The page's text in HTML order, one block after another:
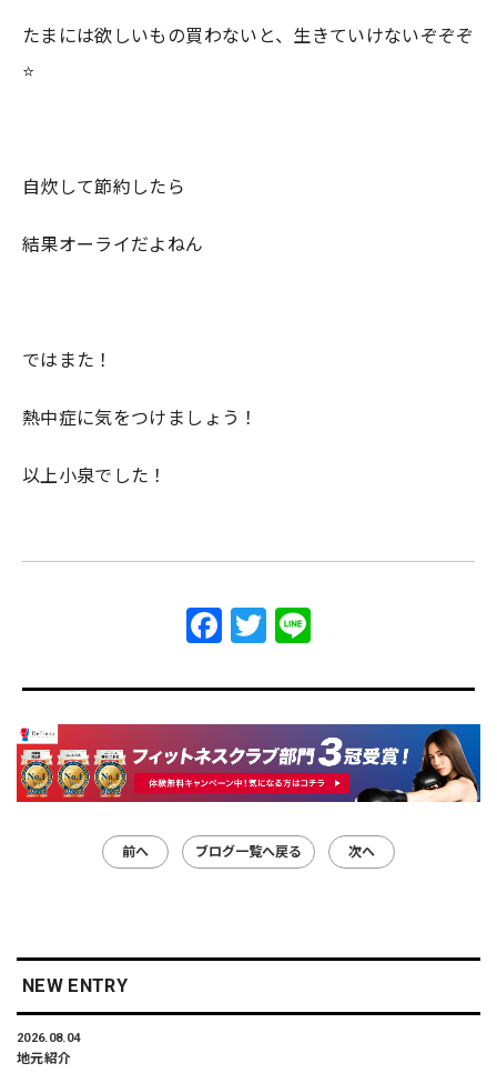
たまには欲しいもの買わないと、生きていけないぞぞぞ
⭐️
自炊して節約したら
結果オーライだよねん
ではまた！
熱中症に気をつけましょう！
以上小泉でした！
Facebook
Twitter
前へ ブログ一覧へ戻る 次へ
NEW ENTRY
2026.08.04
地元紹介